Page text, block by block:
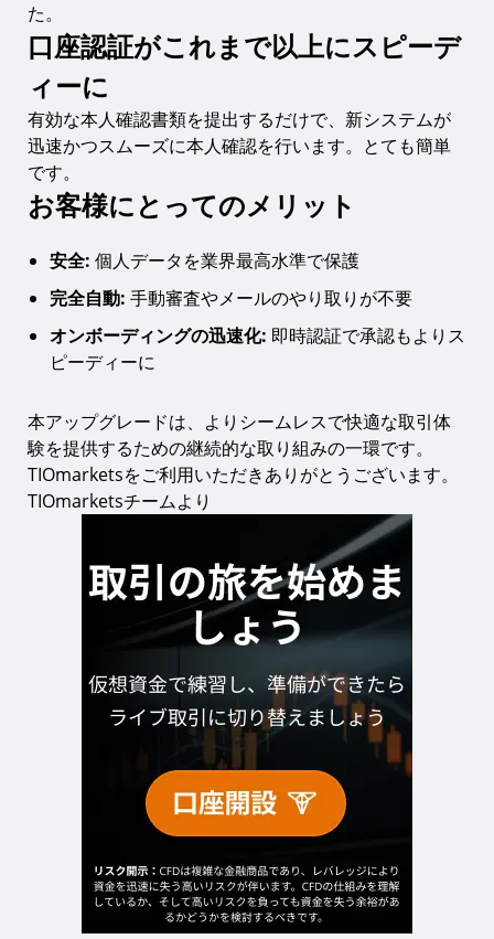
た。
口座認証がこれまで以上にスピーデ
ィーに
有効な本人確認書類を提出するだけで、新システムが
迅速かつスムーズに本人確認を行います。とても簡単
です。
お客様にとってのメリット
安全: 個人データを業界最高水準で保護
完全自動: 手動審査やメールのやり取りが不要
オンボーディングの迅速化: 即時認証で承認もよりス
ピーディーに
本アップグレードは、よりシームレスで快適な取引体
験を提供するための継続的な取り組みの一環です。
TIOmarketsをご利用いただきありがとうございます。
TIOmarketsチームより